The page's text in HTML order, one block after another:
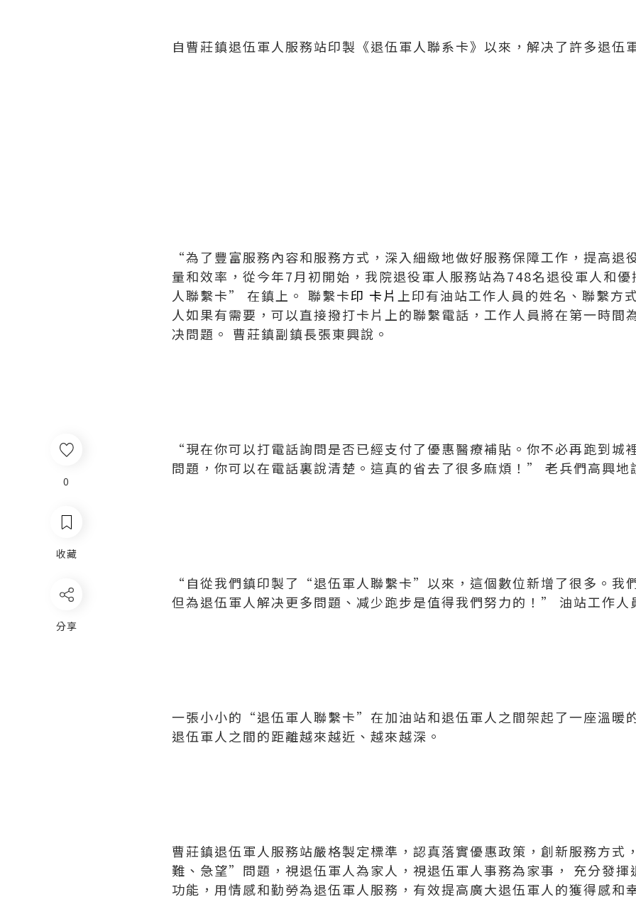
0
收藏
分享
自曹莊鎮退伍軍人服務站印製《退伍軍人聯系卡》以來，解决了許多退伍
“為了豐富服務內容和服務方式，深入細緻地做好服務保障工作，提高退
量和效率，從今年7月初開始，我院退役軍人服務站為748名退役軍人和
人聯繫卡” 在鎮上。 聯繫卡印 卡片 上印有油站工作人員的姓名、聯繫方
人如果有需要，可以直接撥打卡片上的聯繫電話，工作人員將在第一時間
决問題。 曹莊鎮副鎮長張東興說。
“現在你可以打電話詢問是否已經支付了優惠醫療補貼。你不必再跑到
問題，你可以在電話裏說清楚。這真的省去了很多麻煩！” 老兵們高興地
“自從我們鎮印製了“退伍軍人聯繫卡”以來，這個數位新增了很多。我
但為退伍軍人解决更多問題、减少跑步是值得我們努力的！” 油站工作人
一張小小的“退伍軍人聯繫卡”在加油站和退伍軍人之間架起了一座溫暖
退伍軍人之間的距離越來越近、越來越深。
曹莊鎮退伍軍人服務站嚴格製定標準，認真落實優惠政策，創新服務方
難、急望”問題，視退伍軍人為家人，視退伍軍人事務為家事， 充分發揮
功能，用情感和勤勞為退伍軍人服務，有效提高廣大退伍軍人的獲得感和